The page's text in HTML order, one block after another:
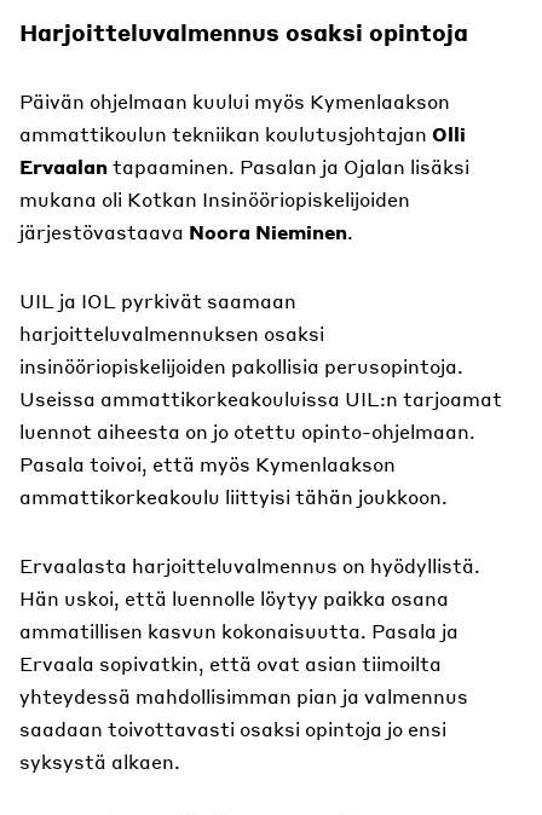
Harjoitteluvalmennus osaksi opintoja
Päivän ohjelmaan kuului myös Kymenlaakson
ammattikoulun tekniikan koulutusjohtajan Olli
Ervaalantapaaminen. Pasalan ja Ojalan lisäksi
mukana oli Kotkan Insinööriopiskelijoiden
järjestövastaava Noora Nieminen.
UIL ja IOL pyrkivät saamaan
harjoitteluvalmennuksen osaksi
insinööriopiskelijoiden pakollisia perusopintoja.
Useissa ammattikorkeakouluissa UIL:n tarjoamat
luennot aiheesta on jo otettu opinto-ohjelmaan.
Pasala toivoi, että myös Kymenlaakson
ammattikorkeakoulu liittyisi tähän joukkoon.
Ervaalasta harjoitteluvalmennus on hyödyllistä.
Hän uskoi, että luennolle löytyy paikka osana
ammatillisen kasvun kokonaisuutta. Pasala ja
Ervaala sopivatkin, että ovat asian tiimoilta
yhteydessä mahdollisimman pian ja valmennus
saadaan toivottavasti osaksi opintoja jo ensi
syksystä alkaen.